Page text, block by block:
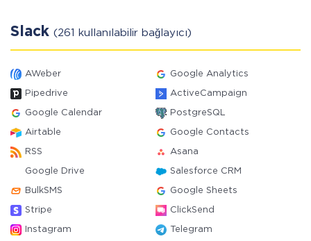
Slack (261 kullanılabilir bağlayıcı)
AWeber Google Analytics
Pipedrive ActiveCampaign
Google Calendar PostgreSQL
Airtable Google Contacts
RSS Asana
Google Drive Salesforce CRM
BulkSMS Google Sheets
Stripe ClickSend
Instagram Telegram